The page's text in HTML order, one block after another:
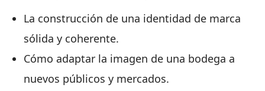
La construcción de una identidad de marca
sólida y coherente.
Cómo adaptar la imagen de una bodega a
nuevos públicos y mercados.